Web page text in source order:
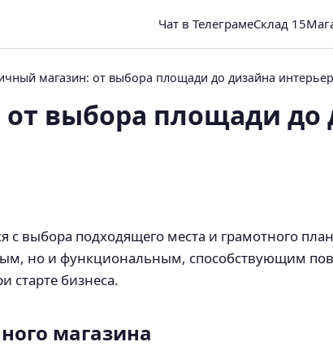
Чат в ТелеграмеСклад 15
магазин: от выбора площади до дизайна
выбора площади до
с выбора подходящего места и грамотного
но и функциональным, способствующим
бизнеса.
магазина